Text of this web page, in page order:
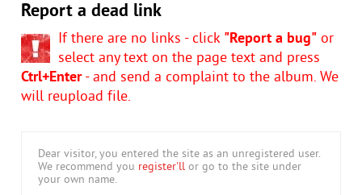
Report a dead link
If there are no links - click "Report a bug" or
select any text on the page text and press
Ctrl+Enter- and send a complaint to the album. We
will reupload file.
Dear visitor, you entered the site as an unregistered user.
We recommend you register'll or go to the site under
your own name.